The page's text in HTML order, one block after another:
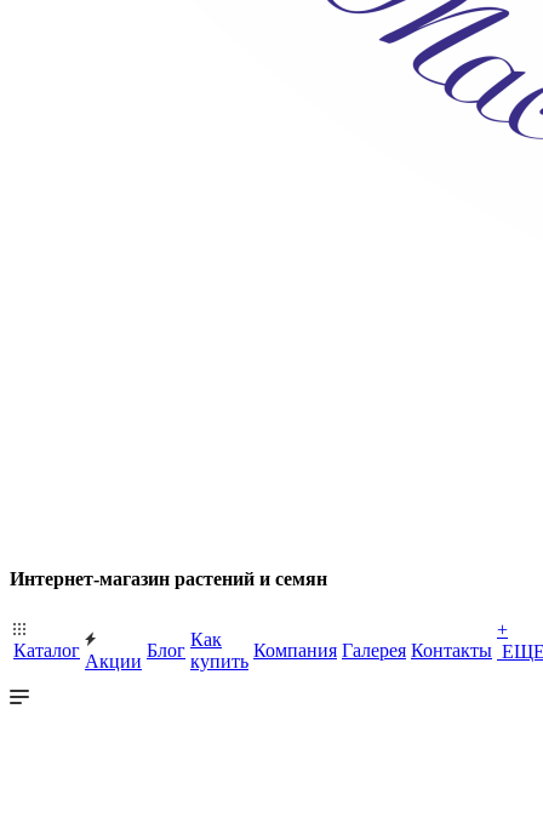
Интернет-магазин растений и семян
Каталог
Акции
Блог
Как
купить
Компания Галерея Контакты
+